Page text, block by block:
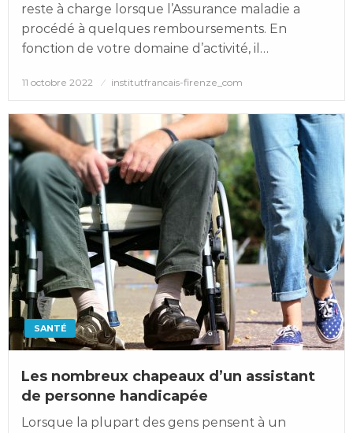
reste à charge lorsque l’Assurance maladie a
procédé à quelques remboursements. En
fonction de votre domaine d’activité, il…
Posted
11 octobre 2022 institutfrancais-firenze_com
SANTÉ
Les nombreux chapeaux d’un assistant
de personne handicapée
Lorsque la plupart des gens pensent à un